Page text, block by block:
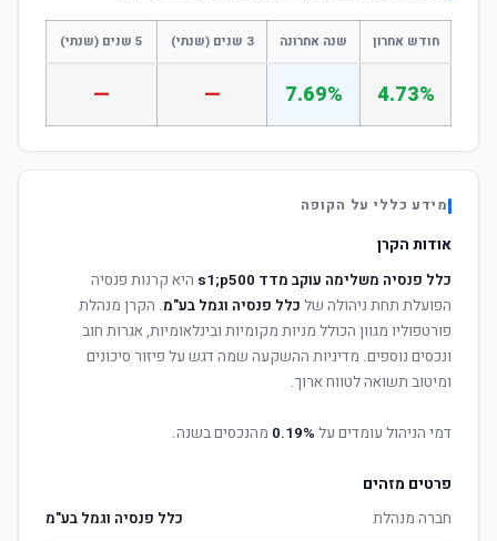
חודש אחרון שנה אחרונה 3 שנים (שנתי) 5 שנים (שנתי)
4.73%
7.69%
—
—
מידע כללי על הקופה
אודות הקרן
כלל פנסיה משלימה עוקב מדד s1;p500
היא קרנות פנסיה
הפועלת תחת ניהולה של כלל פנסיה וגמל בע"מ. הקרן מנהלת
פורטפוליו מגוון הכולל מניות מקומיות ובינלאומיות, אגרות חוב
ונכסים נוספים. מדיניות ההשקעה שמה דגש על פיזור סיכונים
ומיטוב תשואה לטווח ארוך.
דמי הניהול עומדים על 0.19% מהנכסים בשנה.
פרטים מזהים
חברה מנהלת
כלל פנסיה וגמל בע"מ